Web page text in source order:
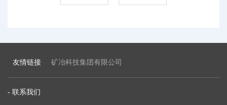
友情链接 矿冶科技集团有限公司
- 联系我们